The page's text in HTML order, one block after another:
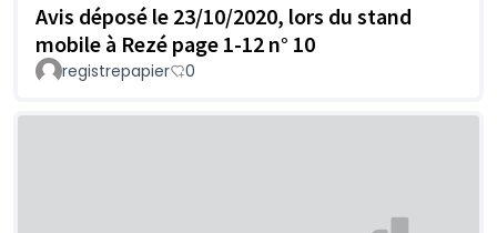
Avis déposé le 23/10/2020, lors du stand
mobile à Rezé page 1-12 n° 10
registrepapier 0